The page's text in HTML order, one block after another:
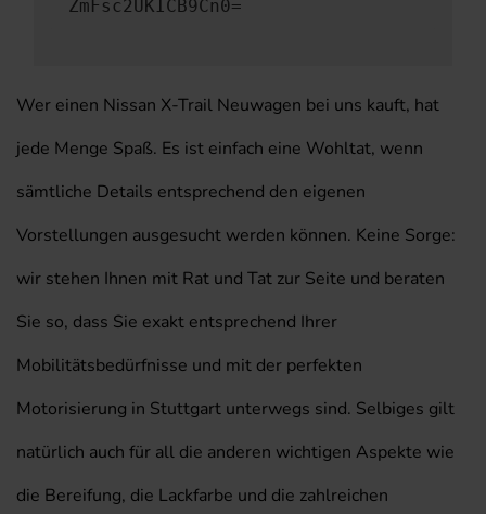
ZmFsc2UKICB9Cn0=
Wer einen Nissan X-Trail Neuwagen bei uns kauft, hat
jede Menge Spaß. Es ist einfach eine Wohltat, wenn
sämtliche Details entsprechend den eigenen
Vorstellungen ausgesucht werden können. Keine Sorge:
wir stehen Ihnen mit Rat und Tat zur Seite und beraten
Sie so, dass Sie exakt entsprechend Ihrer
Mobilitätsbedürfnisse und mit der perfekten
Motorisierung in Stuttgart unterwegs sind. Selbiges gilt
natürlich auch für all die anderen wichtigen Aspekte wie
die Bereifung, die Lackfarbe und die zahlreichen